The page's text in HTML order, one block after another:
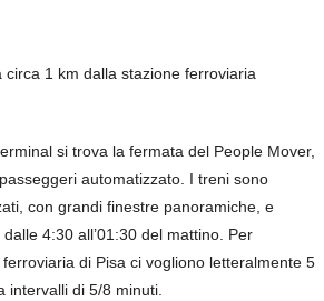
circa 1 km dalla stazione ferroviaria
si trova la fermata del People Mover,
automatizzato. I treni sono
con grandi finestre panoramiche, e
4:30 all’01:30 del mattino. Per
di Pisa ci vogliono letteralmente 5
intervalli di 5/8 minuti.